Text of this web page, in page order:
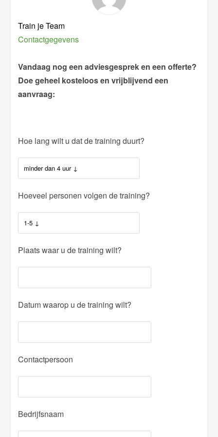
Train je Team
Contactgegevens
Vandaag nog een adviesgesprek en een offerte?
Doe geheel kosteloos en vrijblijvend een
aanvraag:
Hoe lang wilt u dat de training duurt?
Hoeveel personen volgen de training?
Plaats waar u de training wilt?
Datum waarop u de training wilt?
Contactpersoon
Bedrijfsnaam